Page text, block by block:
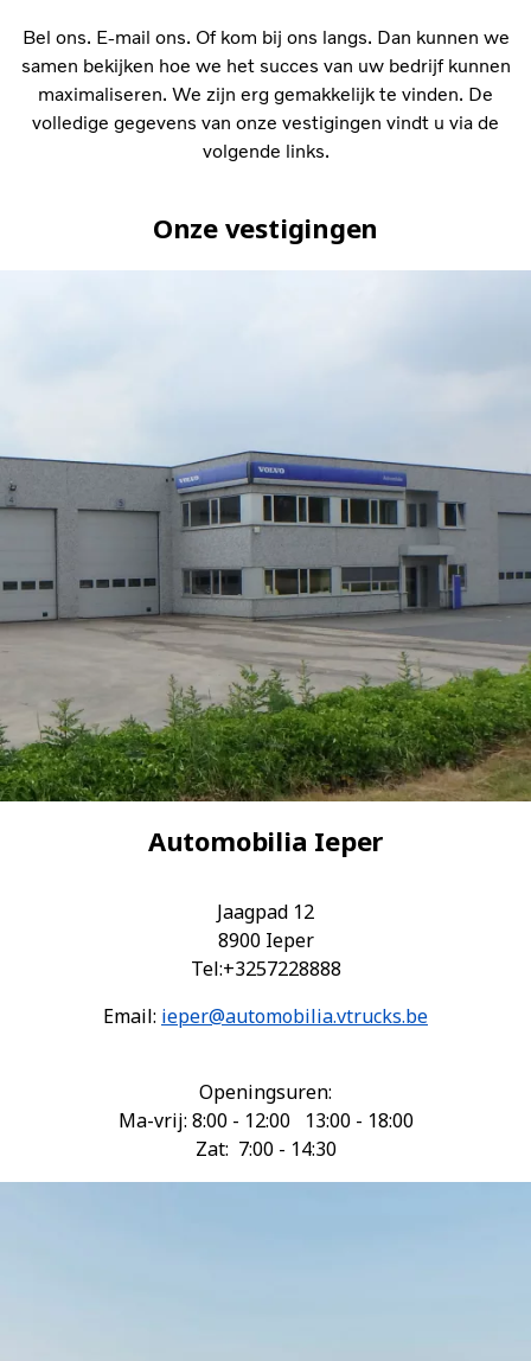
Bel ons. E-mail ons. Of kom bij ons langs. Dan kunnen we
samen bekijken hoe we het succes van uw bedrijf kunnen
maximaliseren. We zijn erg gemakkelijk te vinden. De
volledige gegevens van onze vestigingen vindt u via de
volgende links.
Onze vestigingen
Automobilia Ieper
Jaagpad 12
8900 Ieper
Tel:+3257228888
Email: ieper@automobilia.vtrucks.be
Openingsuren:
Ma-vrij: 8:00 - 12:00 13:00 - 18:00
Zat: 7:00 - 14:30